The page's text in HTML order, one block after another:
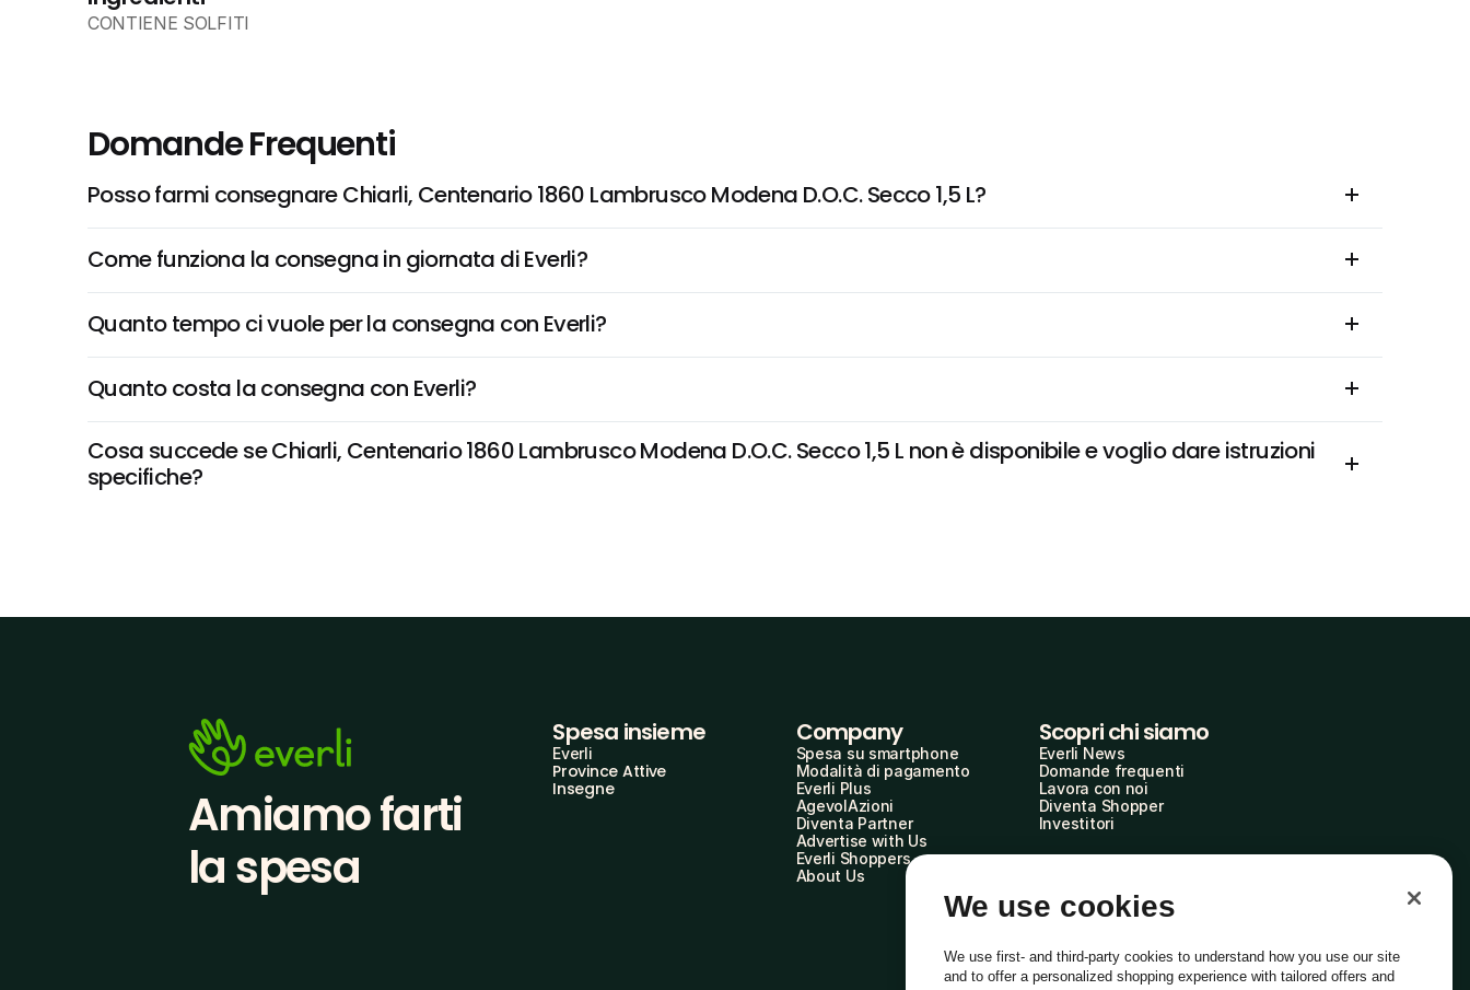
CONTIENE SOLFITI
Domande Frequenti
Posso farmi consegnare Chiarli, Centenario 1860 Lambrusco Modena D.O.C. Secco 1,5 L?
Come funziona la consegna in giornata di Everli?
Quanto tempo ci vuole per la consegna con Everli?
Quanto costa la consegna con Everli?
Cosa succede se Chiarli, Centenario 1860 Lambrusco Modena D.O.C. Secco 1,5 L non è disponibile e voglio dare istruzioni
specifiche?
Amiamo farti
la spesa
Spesa insieme
Everli
Province Attive
Insegne
Company
Spesa su smartphone
Modalità di pagamento
Everli Plus
AgevolAzioni
Diventa Partner
Advertise with Us
Everli Shoppers
About Us
Scopri chi siamo
Everli News
Domande frequenti
Lavora con noi
Diventa Shopper
Investitori
We use cookies
We use first- and third-party cookies to understand how you use our site
and to offer a personalized shopping experience with tailored offers and